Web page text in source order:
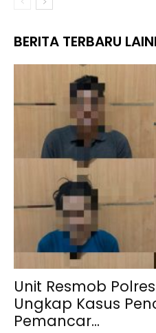
BERITA TERBARU
Unit Resmob
Ungkap Kasus
Pemancar...